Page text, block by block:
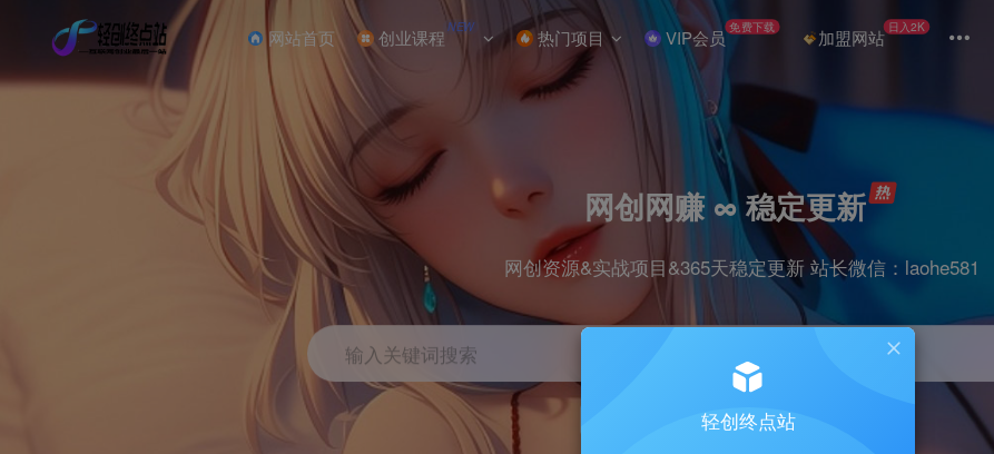
网站首页 创业课程 NEW 热门项目 VIP会员 免费下载 加盟网站 日入2K
网创网赚 ∞ 稳定更新
网创资源&实战项目&365天稳定更新 站长微信：laohe581
输入关键词搜索
剪辑 引流 带货
轻创终点站